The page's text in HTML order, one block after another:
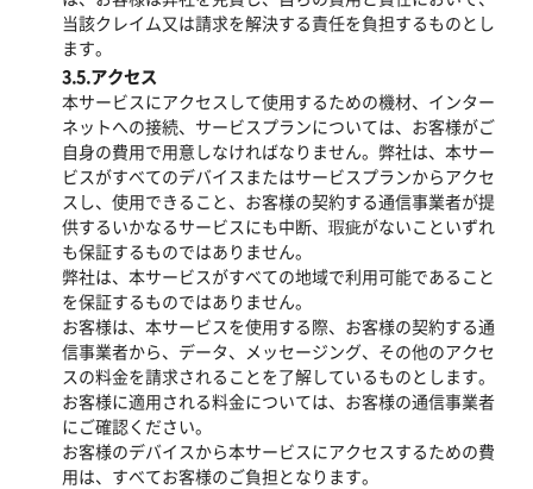
当該クレイム又は請求を解決する責任を負担するものとし
ます。
3.5.アクセス
本サービスにアクセスして使用するための機材、インター
ネットへの接続、サービスプランについては、お客様がご
自身の費用で用意しなければなりません。弊社は、本サー
ビスがすべてのデバイスまたはサービスプランからアクセ
スし、使用できること、お客様の契約する通信事業者が提
供するいかなるサービスにも中断、瑕疵がないこといずれ
も保証するものではありません。
弊社は、本サービスがすべての地域で利用可能であること
を保証するものではありません。
お客様は、本サービスを使用する際、お客様の契約する通
信事業者から、データ、メッセージング、その他のアクセ
スの料金を請求されることを了解しているものとします。
お客様に適用される料金については、お客様の通信事業者
にご確認ください。
お客様のデバイスから本サービスにアクセスするための費
用は、すべてお客様のご負担となります。